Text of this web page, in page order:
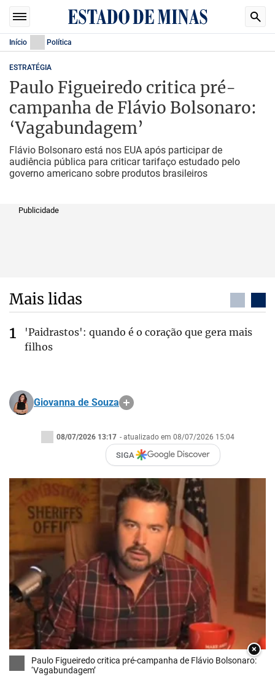
Início Política
ESTRATÉGIA
Paulo Figueiredo critica pré-
campanha de Flávio Bolsonaro:
‘Vagabundagem’
Flávio Bolsonaro está nos EUA após participar de
audiência pública para criticar tarifaço estudado pelo
governo americano sobre produtos brasileiros
Publicidade
Mais lidas
'Paidrastos': quando é o coração que gera mais
filhos
Giovanna de Souza
08/07/2026 13:17 - atualizado em 08/07/2026 15:04
SIGA
×
Paulo Figueiredo critica pré-campanha de Flávio Bolsonaro:
‘Vagabundagem’